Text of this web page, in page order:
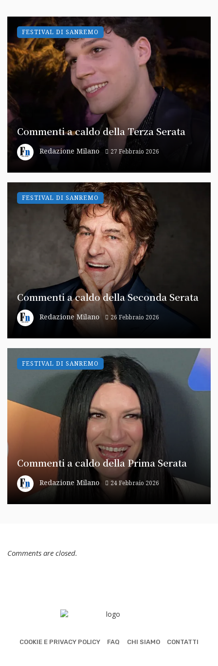
Commenti a caldo della Terza Serata
Redazione Milano 27 Febbraio 2026
FESTIVAL DI SANREMO
Commenti a caldo della Seconda Serata
Redazione Milano 26 Febbraio 2026
FESTIVAL DI SANREMO
Commenti a caldo della Prima Serata
Redazione Milano 24 Febbraio 2026
FESTIVAL DI SANREMO
Comments are closed.
COOKIE E PRIVACY POLICY FAQ CHI SIAMO CONTATTI